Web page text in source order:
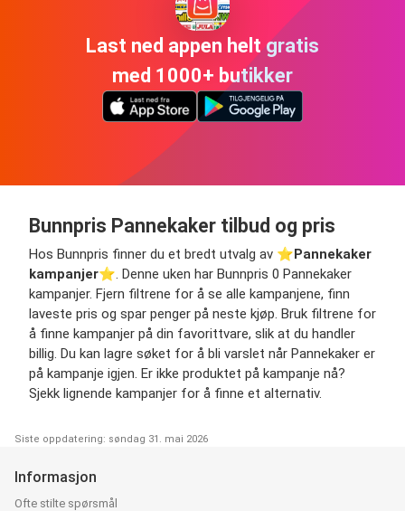
Last ned appen helt gratis
med 1000+ butikker
Bunnpris Pannekaker tilbud og pris
Hos Bunnpris finner du et bredt utvalg av ⭐️Pannekaker
kampanjer⭐️. Denne uken har Bunnpris 0 Pannekaker
kampanjer. Fjern filtrene for å se alle kampanjene, finn
laveste pris og spar penger på neste kjøp. Bruk filtrene for
å finne kampanjer på din favorittvare, slik at du handler
billig. Du kan lagre søket for å bli varslet når Pannekaker er
på kampanje igjen. Er ikke produktet på kampanje nå?
Sjekk lignende kampanjer for å finne et alternativ.
Siste oppdatering: søndag 31. mai 2026
Informasjon
Ofte stilte spørsmål